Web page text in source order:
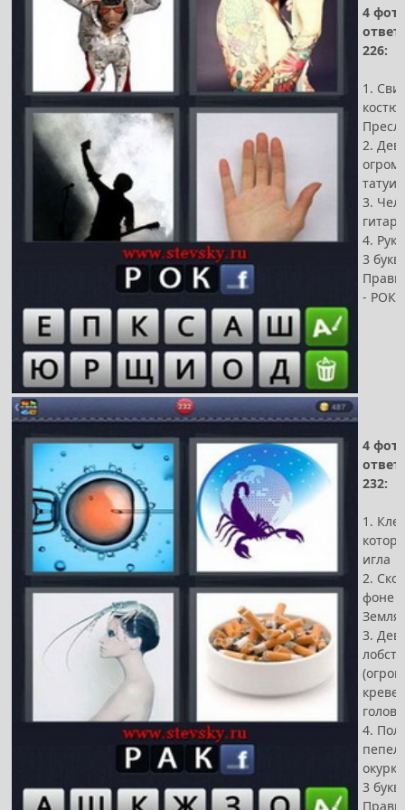
4
226:
1.
2.
3.
4. Рука
3
- РОК
4
232:
1.
игла
2.
фоне
Земля
3.
голове
4.
3